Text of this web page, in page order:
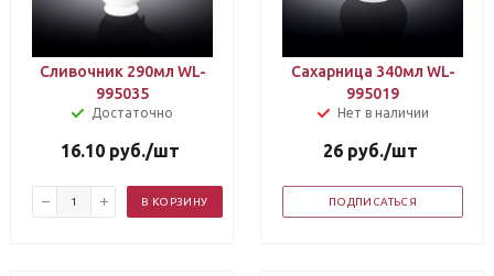
Сливочник 290мл WL-
995035
Достаточно
16.10 руб./шт
В КОРЗИНУ
Сахарница 340мл WL-
995019
Нет в наличии
26 руб./шт
ПОДПИСАТЬСЯ